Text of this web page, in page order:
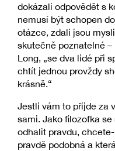
dokázali odpovědět s
nemusí být schopen
otázce, zdali jsou
skutečně poznatelné –
Long, „se dva lidé při
chtít jednou provždy
krásně.“
Jestli vám to přijde za
sami. Jako filozofka
odhalit pravdu,
pravdě podobná a